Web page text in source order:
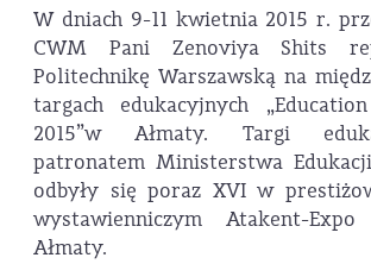
W dniach 9-11 kwietnia 2015 r.
CWM Pani Zenoviya Shits
Politechnikę Warszawską na
targach edukacyjnych
2015”w Ałmaty. Targi
patronatem Ministerstwa
odbyły się poraz XVI w
wystawienniczym Atakent-
Ałmaty.